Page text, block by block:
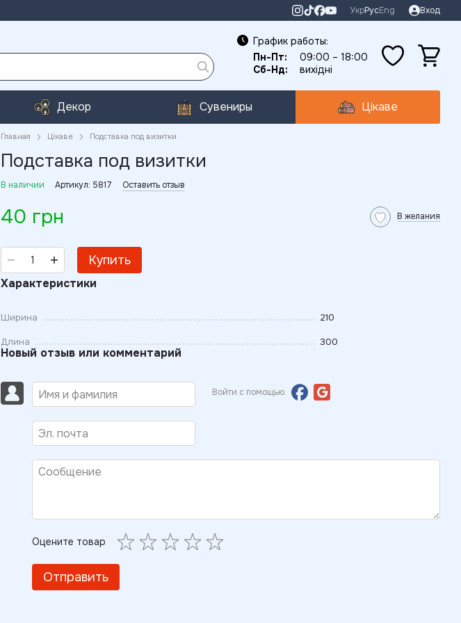
УкрРусEng Вход
График работы:
Пн-Пт:
09:00 – 18:00
Сб-Нд:
вихідні
Декор Сувениры Цікаве
Главная Цікаве Подставка под визитки
Подставка под визитки
В наличии Артикул: 5817 Оставить отзыв
40 грн В желания
Купить
Характеристики
Ширина 210
Длина 300
Новый отзыв или комментарий
Войти с помощью
Оцените товар
Отправить